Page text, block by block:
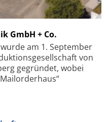
GmbH + Co.
am 1. September
von
gegründet, wobei